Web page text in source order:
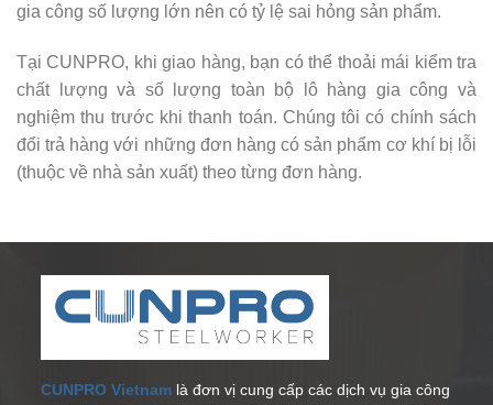
gia công số lượng lớn nên có tỷ lệ sai hỏng sản phẩm.
Tại CUNPRO, khi giao hàng, bạn có thể thoải mái kiểm tra
chất lượng và số lượng toàn bộ lô hàng gia công và
nghiệm thu trước khi thanh toán. Chúng tôi có chính sách
đổi trả hàng với những đơn hàng có sản phẩm cơ khí bị lỗi
(thuộc về nhà sản xuất) theo từng đơn hàng.
CUNPRO Vietnam là đơn vị cung cấp các dịch vụ gia công